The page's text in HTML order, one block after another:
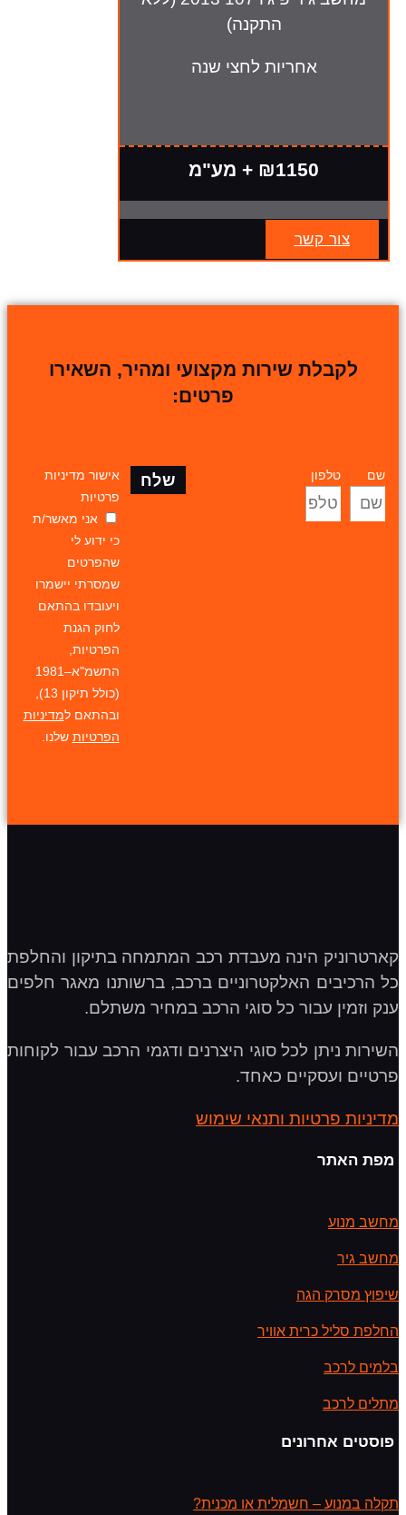
התקנה)
אחריות לחצי שנה
₪1150 + מע"מ
צור קשר
לקבלת שירות מקצועי ומהיר, השאירו
פרטים:
שם טלפון
אישור מדיניות
פרטיות
אני מאשר/ת
כי ידוע לי
שהפרטים
שמסרתי יישמרו
ויעובדו בהתאם
לחוק הגנת
הפרטיות,
התשמ"א–1981
(כולל תיקון 13),
ובהתאם למדיניות
הפרטיות שלנו.
שלח
קארטרוניק הינה מעבדת רכב המתמחה בתיקון והחלפת
כל הרכיבים האלקטרוניים ברכב, ברשותנו מאגר חלפים
ענק וזמין עבור כל סוגי הרכב במחיר משתלם.
השירות ניתן לכל סוגי היצרנים ודגמי הרכב עבור לקוחות
פרטיים ועסקיים כאחד.
מדיניות פרטיות ותנאי שימוש
מפת האתר
מחשב מנוע
מחשב גיר
שיפוץ מסרק הגה
החלפת סליל כרית אוויר
בלמים לרכב
מתלים לרכב
פוסטים אחרונים
תקלה במנוע – חשמלית או מכנית?